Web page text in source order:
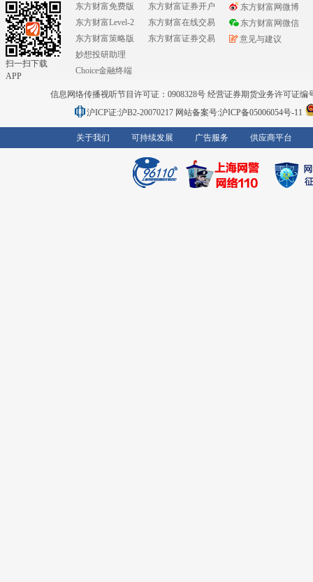
扫一扫下载
APP
东方财富免费版
东方财富Level-2
东方财富策略版
妙想投研助理
Choice金融终端
东方财富证券开户
东方财富在线交易
东方财富证券交易
东方财富网微博
东方财富网微信
意见与建议
信息网络传播视听节目许可证：0908328号 经营证券期货业务许可证编
沪ICP证:沪B2-20070217 网站备案号:沪ICP备05006054号-11
关于我们 可持续发展 广告服务 供应商平台